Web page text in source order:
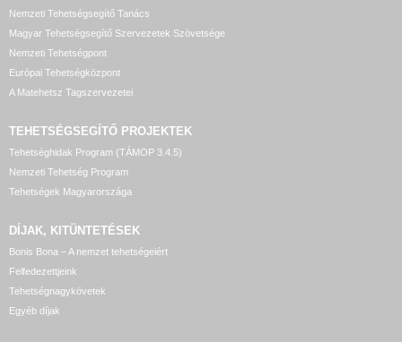
Nemzeti Tehetségsegítő Tanács
Magyar Tehetségsegítő Szervezetek Szövetsége
Nemzeti Tehetségpont
Európai Tehetségközpont
A Matehetsz Tagszervezetei
TEHETSÉGSEGÍTŐ PROJEKTEK
Tehetséghidak Program (TÁMOP 3.4.5)
Nemzeti Tehetség Program
Tehetségek Magyarországa
DÍJAK, KITÜNTETÉSEK
Bonis Bona – A nemzet tehetségeiért
Felfedezettjeink
Tehetségnagykövetek
Egyéb díjak